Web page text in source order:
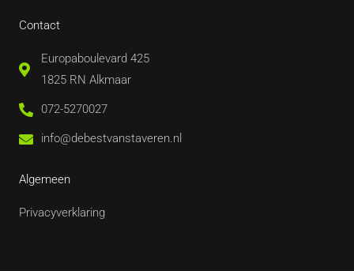
Contact
Europaboulevard 425
1825 RN Alkmaar
072-5270027
info@debestvanstaveren.nl
Algemeen
Privacyverklaring